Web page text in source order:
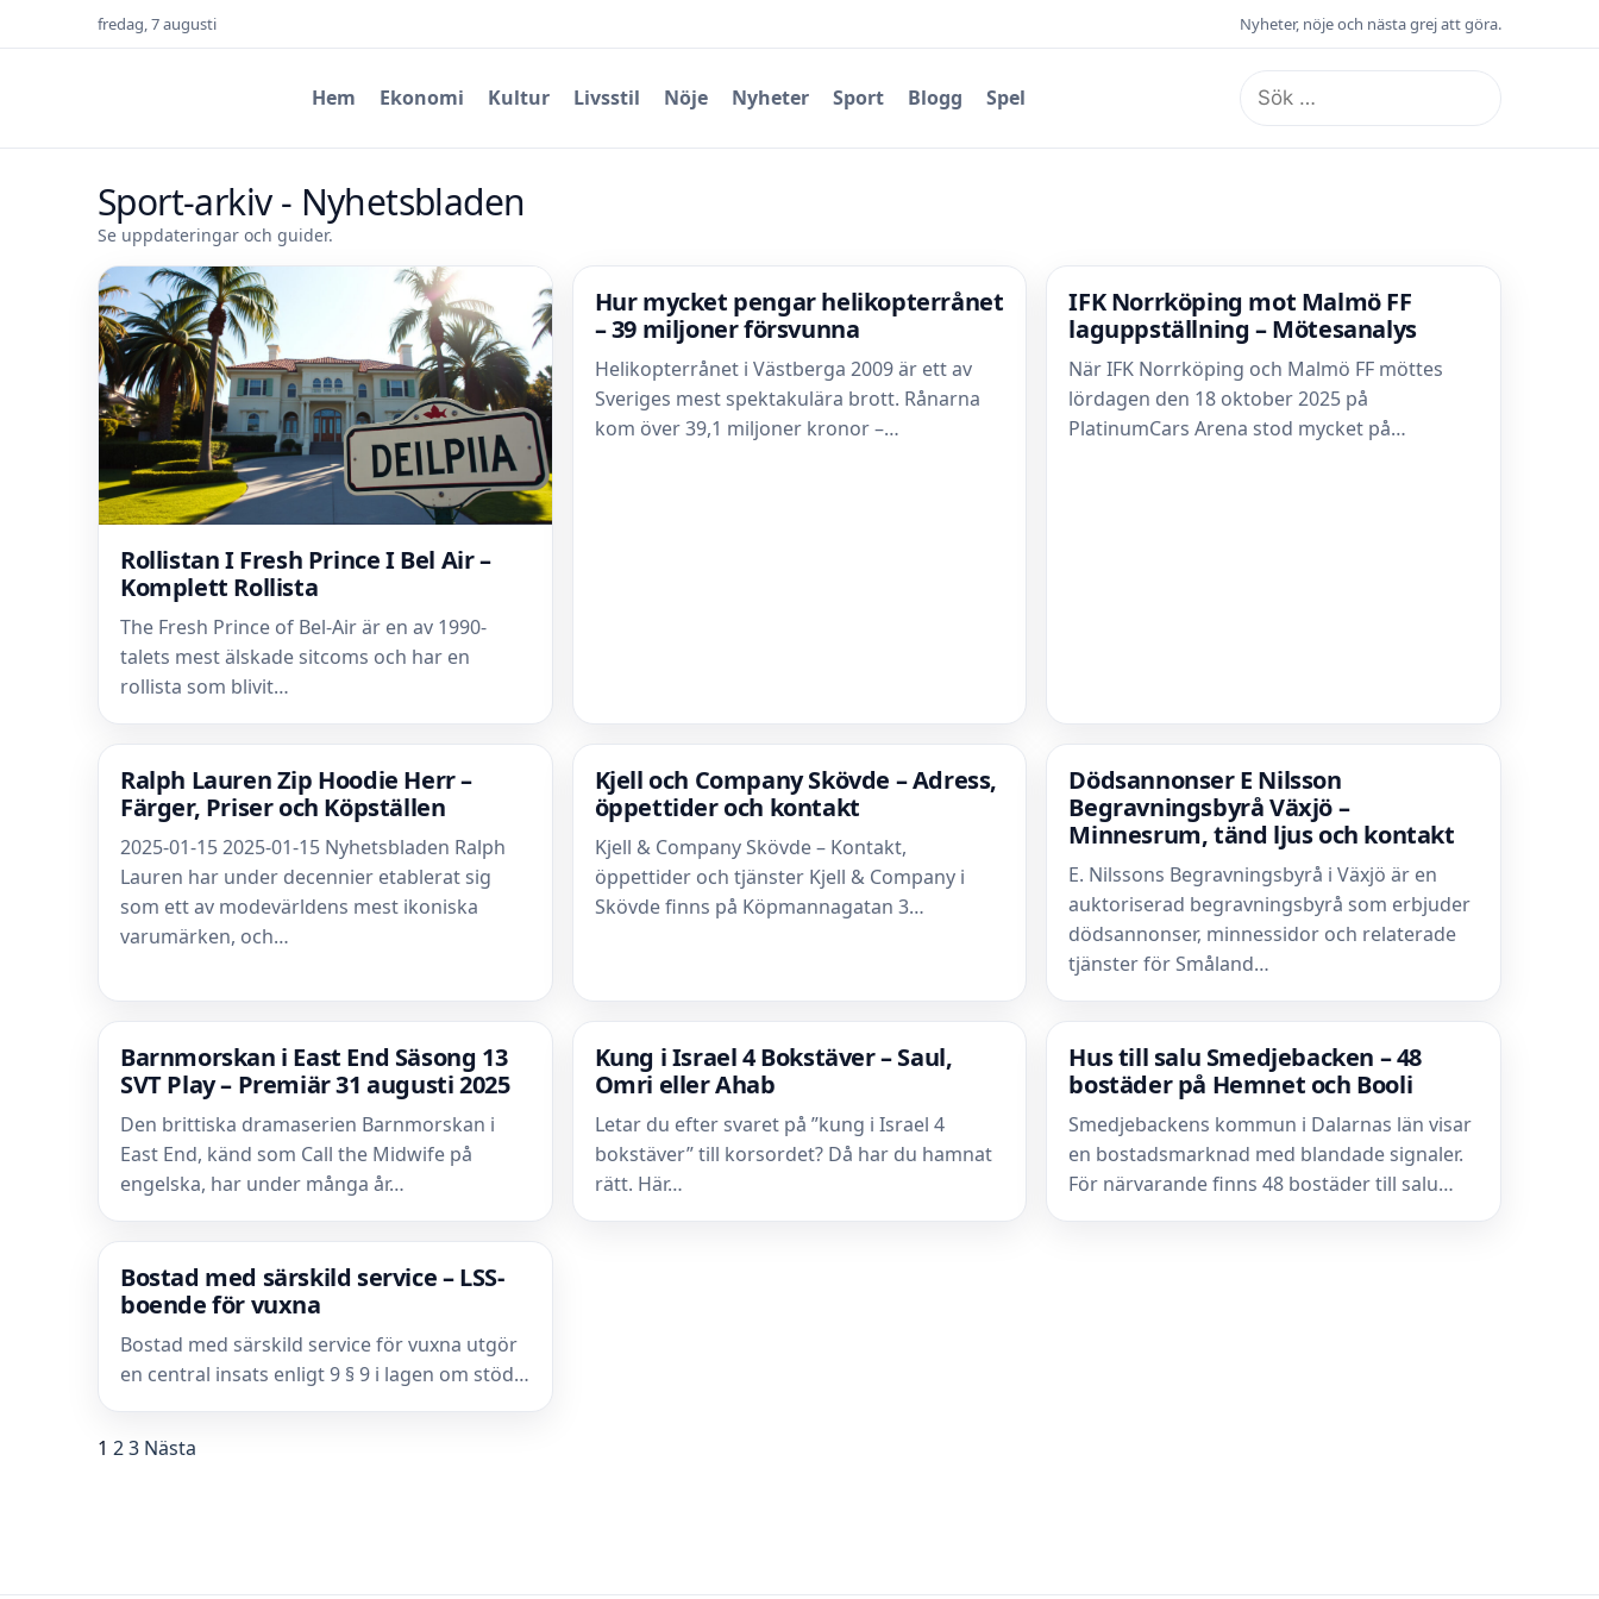
fredag, 7 augusti Nyheter, nöje och nästa grej att göra.
Hem Ekonomi Kultur Livsstil Nöje Nyheter Sport Blogg Spel
Sök
efter:
Sport-arkiv - Nyhetsbladen
Se uppdateringar och guider.
Rollistan I Fresh Prince I Bel Air –
Komplett Rollista
The Fresh Prince of Bel-Air är en av 1990-
talets mest älskade sitcoms och har en
rollista som blivit…
Hur mycket pengar helikopterrånet
– 39 miljoner försvunna
Helikopterrånet i Västberga 2009 är ett av
Sveriges mest spektakulära brott. Rånarna
kom över 39,1 miljoner kronor –…
IFK Norrköping mot Malmö FF
laguppställning – Mötesanalys
När IFK Norrköping och Malmö FF möttes
lördagen den 18 oktober 2025 på
PlatinumCars Arena stod mycket på…
Ralph Lauren Zip Hoodie Herr –
Färger, Priser och Köpställen
2025-01-15 2025-01-15 Nyhetsbladen Ralph
Lauren har under decennier etablerat sig
som ett av modevärldens mest ikoniska
varumärken, och…
Kjell och Company Skövde – Adress,
öppettider och kontakt
Kjell & Company Skövde – Kontakt,
öppettider och tjänster Kjell & Company i
Skövde finns på Köpmannagatan 3…
Dödsannonser E Nilsson
Begravningsbyrå Växjö –
Minnesrum, tänd ljus och kontakt
E. Nilssons Begravningsbyrå i Växjö är en
auktoriserad begravningsbyrå som erbjuder
dödsannonser, minnessidor och relaterade
tjänster för Småland…
Barnmorskan i East End Säsong 13
SVT Play – Premiär 31 augusti 2025
Den brittiska dramaserien Barnmorskan i
East End, känd som Call the Midwife på
engelska, har under många år…
Kung i Israel 4 Bokstäver – Saul,
Omri eller Ahab
Letar du efter svaret på ”kung i Israel 4
bokstäver” till korsordet? Då har du hamnat
rätt. Här…
Hus till salu Smedjebacken – 48
bostäder på Hemnet och Booli
Smedjebackens kommun i Dalarnas län visar
en bostadsmarknad med blandade signaler.
För närvarande finns 48 bostäder till salu…
Bostad med särskild service – LSS-
boende för vuxna
Bostad med särskild service för vuxna utgör
en central insats enligt 9 § 9 i lagen om stöd…
1 23 Nästa